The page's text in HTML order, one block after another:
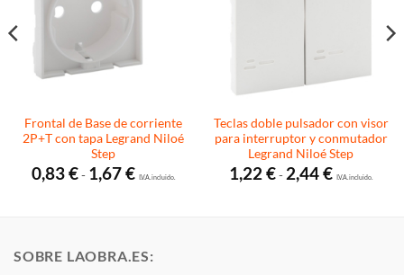
Frontal de Base de corriente
2P+T con tapa Legrand Niloé
Step
0,83€- 1,67€Rango
de
I.V.A. incluido.
Teclas doble pulsador con visor
para interruptor y conmutador
Legrand Niloé Step
1,22 €- 2,44€Rango
de
I.V.A. incluido.
SOBRE LAOBRA.ES: